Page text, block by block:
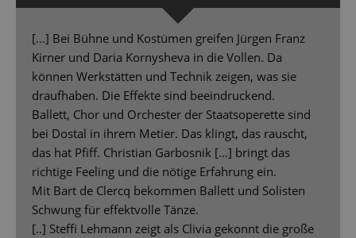
[…] Bei Bühne und Kostümen greifen Jürgen Franz
Kirner und Daria Kornysheva in die Vollen. Da
können Werkstätten und Technik zeigen, was sie
draufhaben. Die Effekte sind beeindruckend.
Ballett, Chor und Orchester der Staatsoperette sind
bei Dostal in ihrem Metier. Das klingt, das rauscht,
das hat Pfiff. Christian Garbosnik […] bringt das
richtige Feeling und die nötige Erfahrung ein.
Mit Bart de Clercq bekommen Ballett und Solisten
Schwung für effektvolle Tänze.
[..] Steffi Lehmann zeigt als Clivia gekonnt die große